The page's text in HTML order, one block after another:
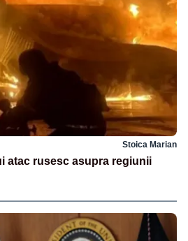
Stoica Marian
atac rusesc asupra regiunii